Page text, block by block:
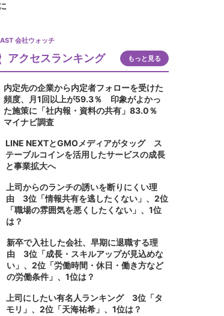
会社ウォッチ
アクセスランキング もっと見る
内定先の企業から内定者フォローを受けた
頻度、月1回以上が59.3％ 印象がよかっ
た施策に「社内報・資料の共有」83.0％
マイナビ調査
LINE NEXTとGMOメディアがタッグ ス
テーブルコインを活用したサービスの成長
と事業拡大へ
上司からのランチの誘いを断りにくい理
由 3位「情報共有を逃したくない」、2位
「職場の雰囲気を悪くしたくない」、1位
は？
新卒で入社した会社、早期に退職する理
由 3位「成長・スキルアップが見込めな
い」、2位「労働時間・休日・働き方など
の労働条件」、1位は？
上司にしたい有名人ランキング 3位「タ
モリ」、2位「天海祐希」、1位は？